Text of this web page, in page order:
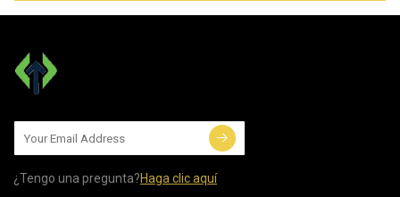
¿Tengo una pregunta?Haga clic aquí